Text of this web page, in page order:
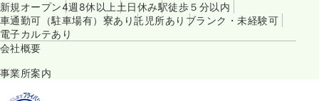
新規オープン4週8休以上 土日休み駅徒歩５分以内
車通勤可（駐車場有） 寮あり託児所あり ブランク・未経験可
電子カルテあり
会社概要
事業所案内